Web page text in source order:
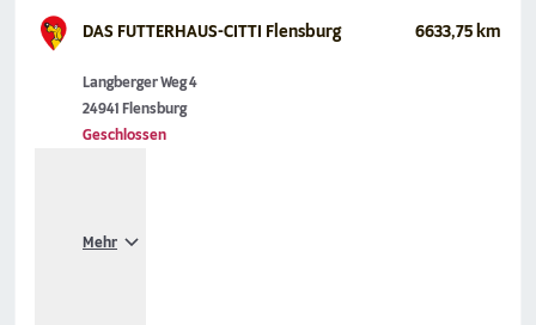
DAS FUTTERHAUS-CITTI Flensburg 6633,75 km
Langberger Weg 4
24941 Flensburg
Geschlossen
Mehr